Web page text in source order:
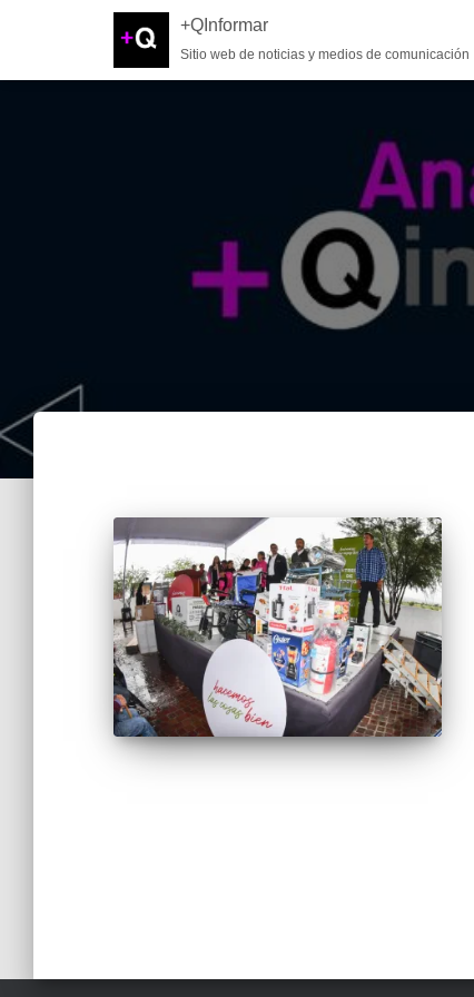
+QInformar
Sitio web de noticias y medios de comunicación